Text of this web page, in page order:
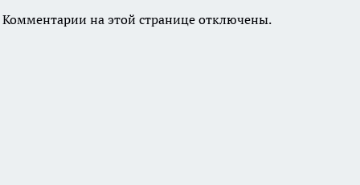
Комментарии на этой странице отключены.